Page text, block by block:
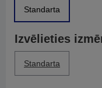
Standarta
Izvēlieties
Standarta